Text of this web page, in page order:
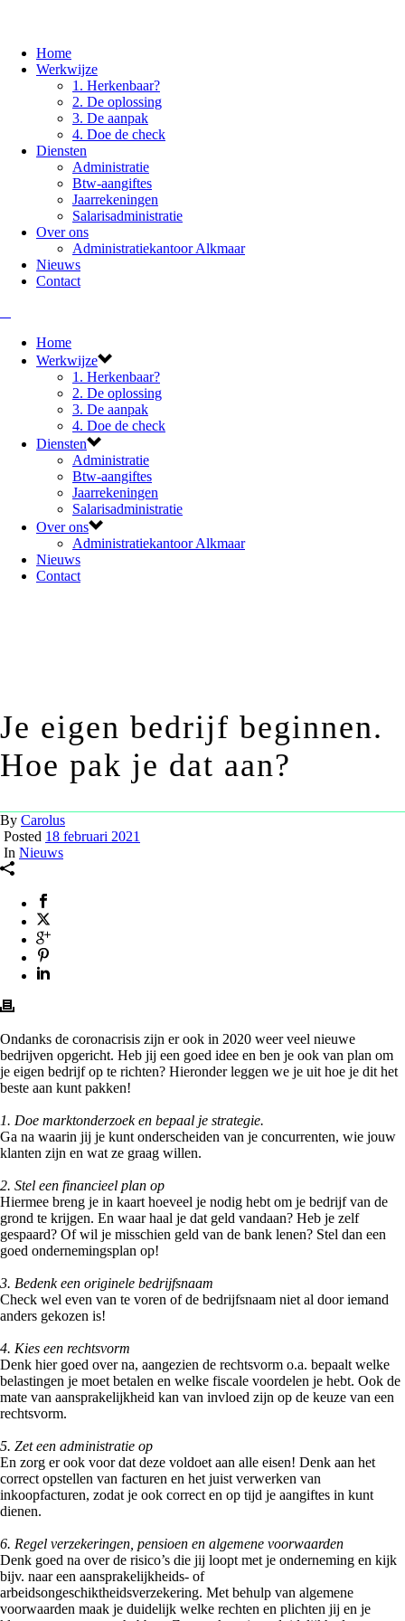
Home
Werkwijze
1. Herkenbaar?
2. De oplossing
3. De aanpak
4. Doe de check
Diensten
Administratie
Btw-aangiftes
Jaarrekeningen
Salarisadministratie
Over ons
Administratiekantoor Alkmaar
Nieuws
Contact
Home
Werkwijze
1. Herkenbaar?
2. De oplossing
3. De aanpak
4. Doe de check
Diensten
Administratie
Btw-aangiftes
Jaarrekeningen
Salarisadministratie
Over ons
Administratiekantoor Alkmaar
Nieuws
Contact
Je eigen bedrijf beginnen.
Hoe pak je dat aan?
By Carolus
Posted 18 februari 2021
In Nieuws
Ondanks de coronacrisis zijn er ook in 2020 weer veel nieuwe
bedrijven opgericht. Heb jij een goed idee en ben je ook van plan om
je eigen bedrijf op te richten? Hieronder leggen we je uit hoe je dit het
beste aan kunt pakken! ⁠
1. Doe marktonderzoek en bepaal je strategie. ⁠
Ga na waarin jij je kunt onderscheiden van je concurrenten, wie jouw
klanten zijn en wat ze graag willen. ⁠
2. Stel een financieel plan op⁠
Hiermee breng je in kaart hoeveel je nodig hebt om je bedrijf van de
grond te krijgen. En waar haal je dat geld vandaan? Heb je zelf
gespaard? Of wil je misschien geld van de bank lenen? Stel dan een
goed ondernemingsplan op!⁠
3. Bedenk een originele bedrijfsnaam
Check wel even van te voren of de bedrijfsnaam niet al door iemand
anders gekozen is!⁠
4. Kies een rechtsvorm⁠
Denk hier goed over na, aangezien de rechtsvorm o.a. bepaalt welke
belastingen je moet betalen en welke fiscale voordelen je hebt. Ook de
mate van aansprakelijkheid kan van invloed zijn op de keuze van een
rechtsvorm. ⁠
5. Zet een administratie op⁠
En zorg er ook voor dat deze voldoet aan alle eisen! Denk aan het
correct opstellen van facturen en het juist verwerken van
inkoopfacturen, zodat je ook correct en op tijd je aangiftes in kunt
dienen. ⁠
6. Regel verzekeringen, pensioen en algemene voorwaarden⁠
Denk goed na over de risico’s die jij loopt met je onderneming en kijk
bijv. naar een aansprakelijkheids- of
arbeidsongeschiktheidsverzekering. Met behulp van algemene
voorwaarden maak je duidelijk welke rechten en plichten jij en je